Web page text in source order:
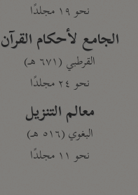
نحو ١٩ مجلدًا
الجامع لأحكام القرآن
القرطبي (٦٧١ هـ)
نحو ٢٤ مجلدًا
معالم التنزيل
البغوي (٥١٦ هـ)
نحو ١١ مجلدًا